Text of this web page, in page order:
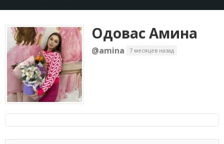
Одовас Амина
@amina 7 месяцев назад